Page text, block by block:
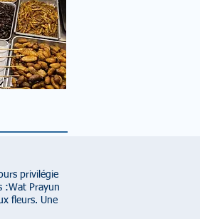
privilégie
:Wat Prayun
fleurs. Une